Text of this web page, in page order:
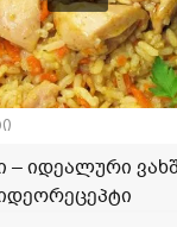
– იდეალური